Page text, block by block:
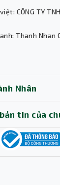
CÔNG TY
Thanh Nhan
Nhân
tin của